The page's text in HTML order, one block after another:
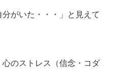
がいた・・・」と見えて
のストレス（信念・コダ